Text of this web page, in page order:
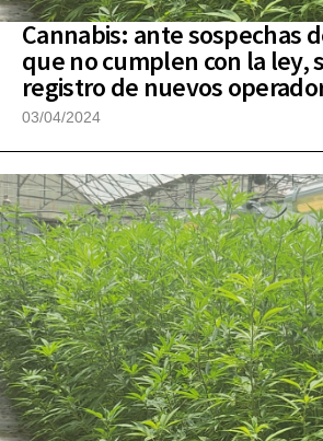
Cannabis: ante sospechas
que no cumplen con la ley,
registro de nuevos
03/04/2024